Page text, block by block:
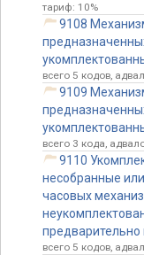
тариф: 10%
9108
всего 5 кодов,
9109
всего 3 кода,
9110
несобранные
часовых
предварительно
всего 5 кодов,